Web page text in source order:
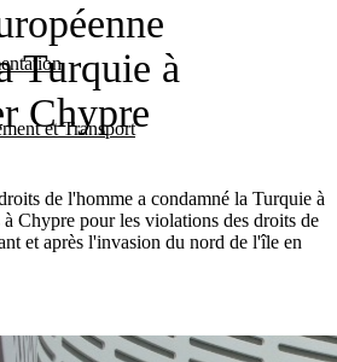
et Transport
Turquie à
Chypre
de l'homme a condamné la Turquie à
Chypre pour les violations des droits de
et après l'invasion du nord de l'île en